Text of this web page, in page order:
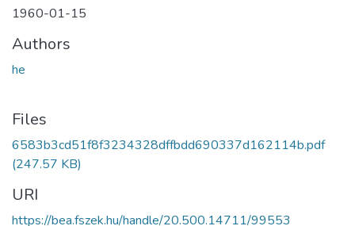
1960-01-15
Authors
he
Files
6583b3cd51f8f3234328dffbdd690337d162114b.pdf
(247.57 KB)
URI
https://bea.fszek.hu/handle/20.500.14711/99553